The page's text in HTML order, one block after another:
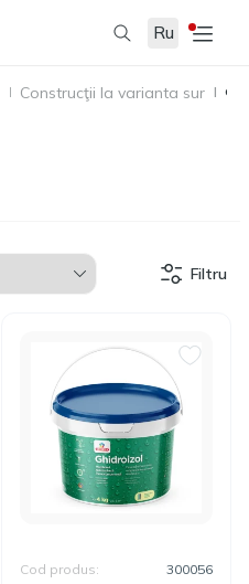
Ru
Construcţii la varianta sur
Filtru
Cod produs: 300056